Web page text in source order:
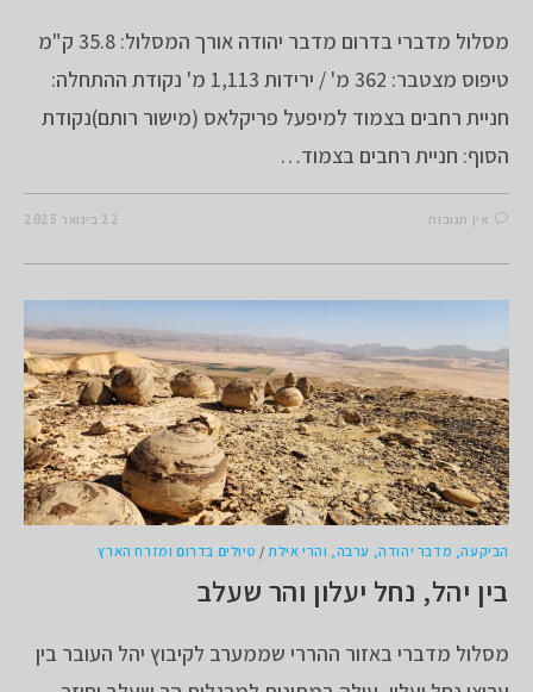
מסלול מדברי בדרום מדבר יהודה אורך המסלול: 35.8 ק"מ
טיפוס מצטבר: 362 מ' / ירידות 1,113 מ' נקודת ההתחלה:
חניית רחבים בצמוד למיפעל פריקלאס (מישור רותם)נקודת
הסוף: חניית רחבים בצמוד…
אין תגובות 22 בינואר 2025
הביקעה, מדבר יהודה, ערבה, והרי אילת / טיולים בדרום ומזרח הארץ
בין יהל, נחל יעלון והר שעלב
מסלול מדברי באזור ההררי שממערב לקיבוץ יהל העובר בין